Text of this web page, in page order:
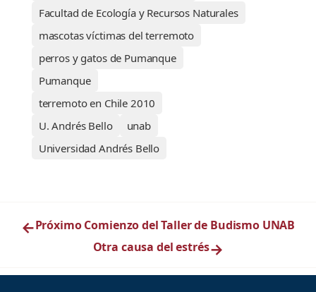
Facultad de Ecología y Recursos Naturales
mascotas víctimas del terremoto
perros y gatos de Pumanque
Pumanque
terremoto en Chile 2010
U. Andrés Bello
unab
Universidad Andrés Bello
←Próximo Comienzo del Taller de Budismo UNAB
Otra causa del estrés→